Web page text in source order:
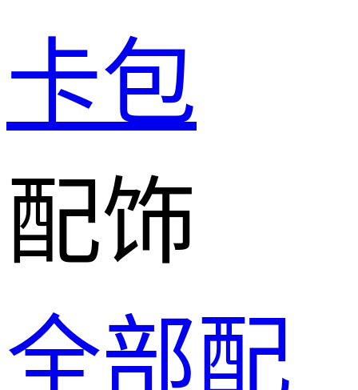
卡包
配饰
全部配